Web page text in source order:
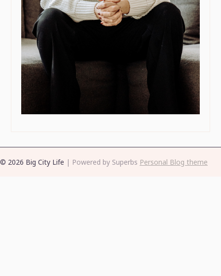
© 2026 Big City Life | Powered by Superbs Personal Blog theme